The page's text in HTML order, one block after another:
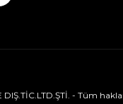
- Tüm